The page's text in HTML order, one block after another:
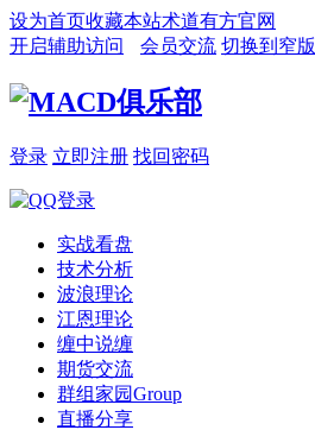
设为首页收藏本站术道有方官网
开启辅助访问
会员交流 切换到窄版
登录 立即注册 找回密码
实战看盘
技术分析
波浪理论
江恩理论
缠中说缠
期货交流
群组家园Group
直播分享